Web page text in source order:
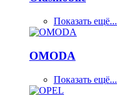
Показать ещё...
OMODA
Показать ещё...